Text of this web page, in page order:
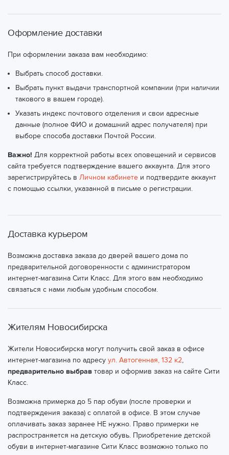
Оформление доставки
При оформлении заказа вам необходимо:
Выбрать способ доставки.
Выбрать пункт выдачи транспортной компании (при наличии
такового в вашем городе).
Указать индекс почтового отделения и свои адресные
данные (полное ФИО и домашний адрес получателя) при
выборе способа доставки Почтой России.
Важно! Для корректной работы всех оповещений и сервисов
сайта требуется подтверждение вашего аккаунта. Для этого
зарегистрируйтесь в Личном кабинете и подтвердите аккаунт
с помощью ссылки, указанной в письме о регистрации.
Доставка курьером
Возможна доставка заказа до дверей вашего дома по
предварительной договоренности с администратором
интернет-магазина Сити Класс. Для этого вам необходимо
связаться с нами любым удобным способом.
Жителям Новосибирска
Жители Новосибирска могут получить свой заказ в офисе
интернет-магазина по адресу ул. Автогенная, 132 к2,
предварительно выбрав товар и оформив заказ на сайте Сити
Класс.
Возможна примерка до 5 пар обуви (после проверки и
подтверждения заказа) с оплатой в офисе. В этом случае
оплачивать заказ заранее НЕ нужно. Право примерки не
распространяется на детскую обувь. Приобретение детской
обуви в интернет-магазине Сити Класс возможно только по